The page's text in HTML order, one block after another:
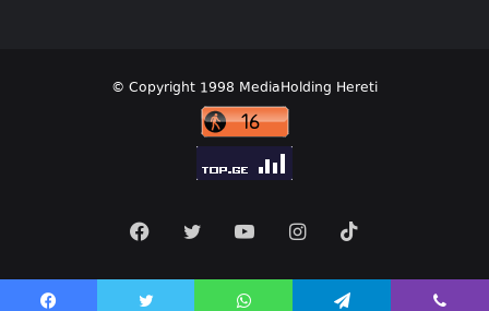
© Copyright 1998 MediaHolding Hereti
FacebookTwitter YouTubeInstagram